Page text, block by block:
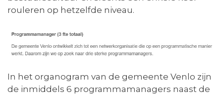
rouleren op hetzelfde niveau.
In het organogram van de gemeente Venlo zijn
de inmiddels 6 programmamanagers naast de